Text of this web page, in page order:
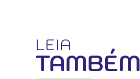
LEIA
TAMBÉM